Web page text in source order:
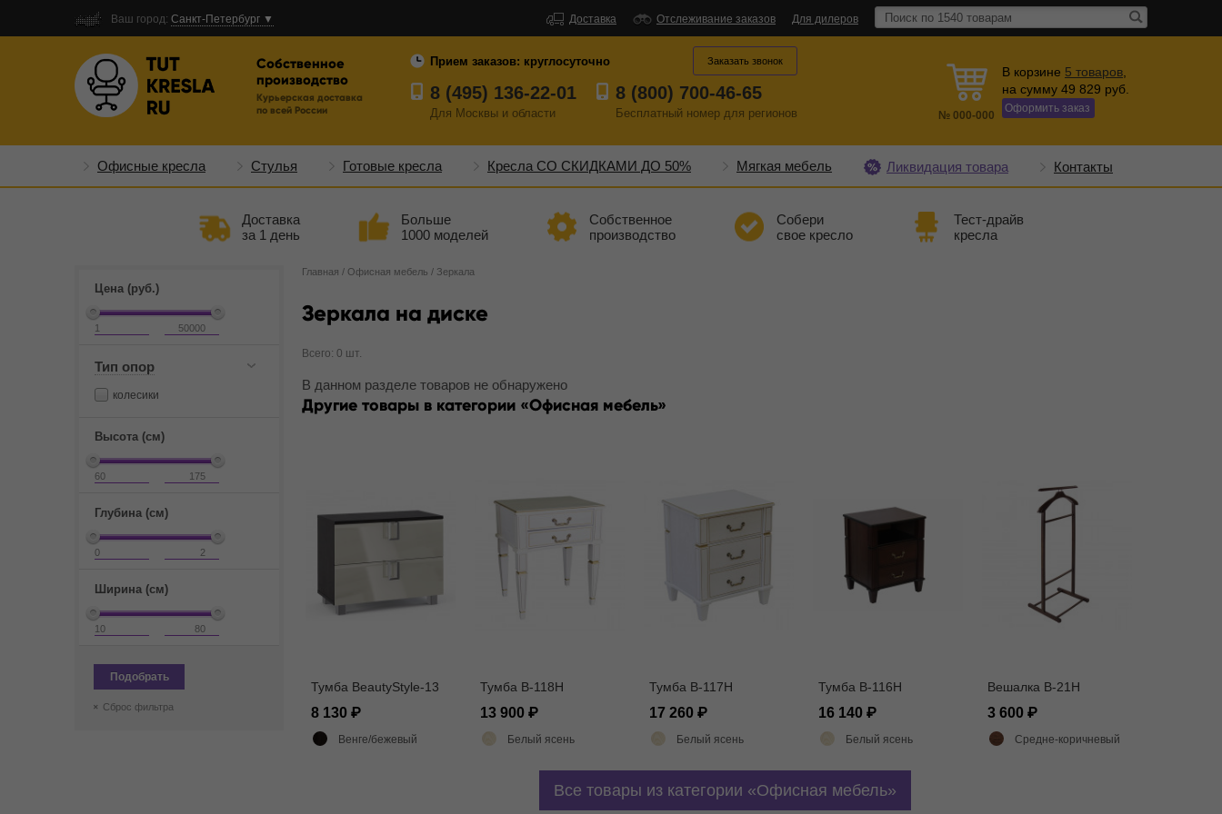
Ваш город: Санкт-Петербург ▼ Доставка Отслеживание заказов Для дилеров
Собственное
производство
Курьерская доставка
по всей России
Прием заказов: круглосуточно
8 (495) 136-22-01
Для Москвы и области
8 (800) 700-46-65
Бесплатный номер для регионов
Заказать звонок
№ 000-000
В корзине 5 товаров
на сумму 49 829 руб.
Оформить заказ
Офисные кресла Стулья Готовые кресла Кресла СО СКИДКАМИ ДО 50% Мягкая мебель Ликвидация товара Контакты
Доставка
за 1 день
Больше
1000 моделей
Собственное
производство
Собери
свое кресло
Тест-драйв
кресла
Цена (руб.)
Тип опор
колесики
Высота (см)
Глубина (см)
Ширина (см)
Подобрать
Сброс фильтра
Главная / Офисная мебель / Зеркала
Зеркала на диске
Всего: 0 шт.
В данном разделе товаров не обнаружено
Другие товары в категории Офисная мебель
Тумба BeautyStyle-13
8 130
Венге/бежевый
Тумба В-118Н
13 900
Белый ясень
Тумба В-117Н
17 260
Белый ясень
Тумба В-116Н
16 140
Белый ясень
Вешалка В-21Н
3 600
Средне-коричневый
Все товары из категории Офисная мебель